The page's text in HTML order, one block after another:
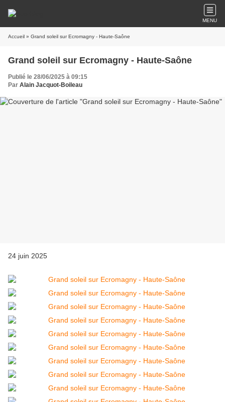
MENU
Accueil » Grand soleil sur Ecromagny - Haute-Saône
Grand soleil sur Ecromagny - Haute-Saône
Publié le 28/06/2025 à 09:15
Par Alain Jacquot-Boileau
24 juin 2025